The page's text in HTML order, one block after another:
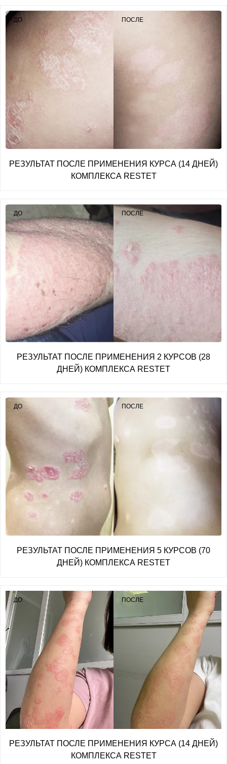
ДО ПОСЛЕ
РЕЗУЛЬТАТ ПОСЛЕ ПРИМЕНЕНИЯ КУРСА (14 ДНЕЙ)
КОМПЛЕКСА RESTET
ДО ПОСЛЕ
РЕЗУЛЬТАТ ПОСЛЕ ПРИМЕНЕНИЯ 2 КУРСОВ (28
ДНЕЙ) КОМПЛЕКСА RESTET
ДО ПОСЛЕ
РЕЗУЛЬТАТ ПОСЛЕ ПРИМЕНЕНИЯ 5 КУРСОВ (70
ДНЕЙ) КОМПЛЕКСА RESTET
ДО ПОСЛЕ
РЕЗУЛЬТАТ ПОСЛЕ ПРИМЕНЕНИЯ КУРСА (14 ДНЕЙ)
КОМПЛЕКСА RESTET